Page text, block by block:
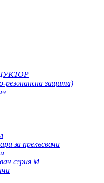
резонансна защита)
за прекъсвачи
серия M